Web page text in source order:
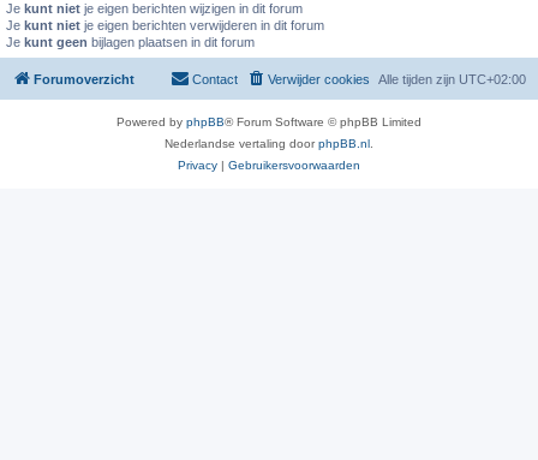
Je kunt niet je eigen berichten wijzigen in dit forum
Je kunt niet je eigen berichten verwijderen in dit forum
Je kunt geen bijlagen plaatsen in dit forum
Forumoverzicht Alle tijden zijn UTC+02:00
Verwijder cookies
Contact
Powered by phpBB® Forum Software © phpBB Limited
Nederlandse vertaling doorphpBB.nl
Privacy | Gebruikersvoorwaarden